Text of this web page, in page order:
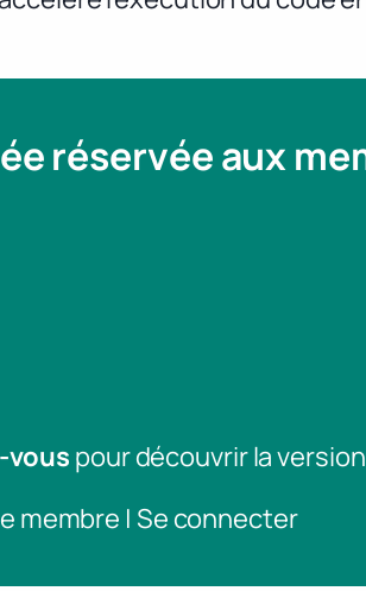
réservée aux
pour découvrir la
membre | Se connecter